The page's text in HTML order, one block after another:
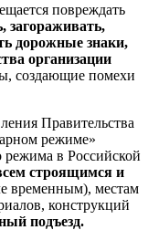
повреждать
загораживать,
дорожные знаки,
организации
создающие помехи
Правительства
режиме»
в Российской
строящимся и
временным), местам
конструкций
подъезд.